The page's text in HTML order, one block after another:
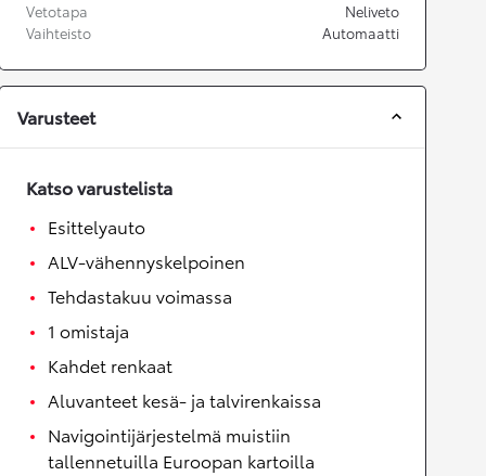
Vetotapa
Neliveto
Vaihteisto
Automaatti
Varusteet
Katso varustelista
Esittelyauto
ALV-vähennyskelpoinen
Tehdastakuu voimassa
1 omistaja
Kahdet renkaat
Aluvanteet kesä- ja talvirenkaissa
Navigointijärjestelmä muistiin
tallennetuilla Euroopan kartoilla